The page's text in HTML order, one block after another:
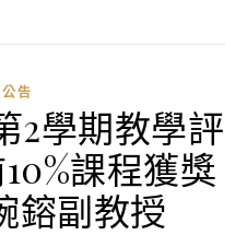
告
2學期教學評
課程獲獎
鎔副教授